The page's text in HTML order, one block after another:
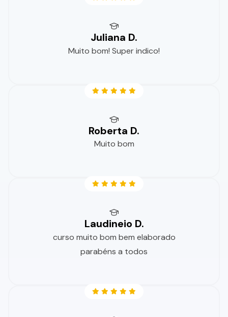
Juliana D.
Muito bom! Super indico!
Roberta D.
Muito bom
Laudineio D.
curso muito bom bem elaborado
parabéns a todos